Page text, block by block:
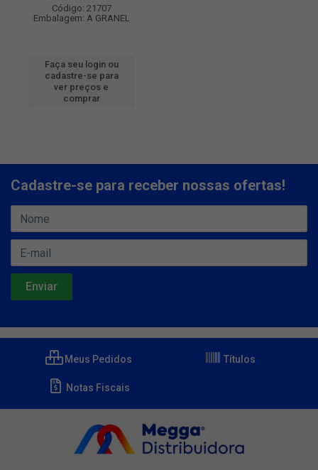
Código: 21707
Embalagem: A GRANEL
Faça seu login ou
cadastre-se para
ver preços e
comprar
Cadastre-se para receber nossas ofertas!
Meus Pedidos Títulos
Notas Fiscais